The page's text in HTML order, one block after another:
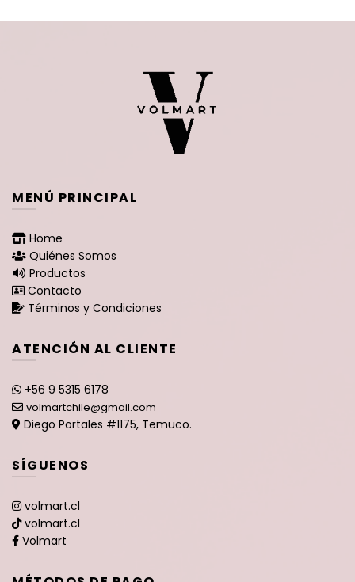
MENÚ PRINCIPAL
Home
Quiénes Somos
Productos
Contacto
Términos y Condiciones
ATENCIÓN AL CLIENTE
+56 9 5315 6178
volmartchile@gmail.com
Diego Portales #1175, Temuco.
SÍGUENOS
volmart.cl
volmart.cl
Volmart